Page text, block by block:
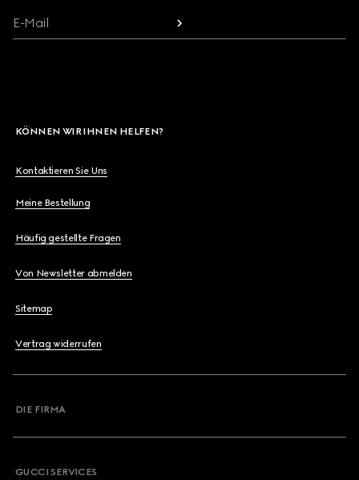
E-Mail
KÖNNEN WIR IHNEN HELFEN?
Kontaktieren Sie Uns
Meine Bestellung
Häufig gestellte Fragen
Von Newsletter abmelden
Sitemap
Vertrag widerrufen
DIE FIRMA
GUCCI SERVICES